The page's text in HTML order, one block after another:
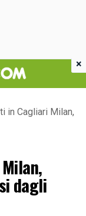
in Cagliari Milan,
dagli
×